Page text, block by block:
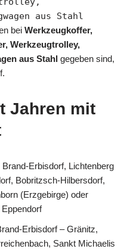
aus Stahl
bei Werkzeugkoffer,
Werkzeugtrolley,
aus Stahl gegeben sind,
Jahren mit
Erbisdorf, Lichtenberg
Bobritzsch-Hilbersdorf,
(Erzgebirge) oder
Erbisdorf – Gränitz,
Sankt Michaelis